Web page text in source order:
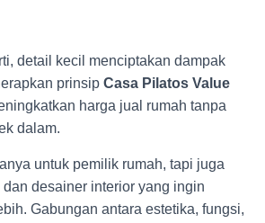
detail kecil menciptakan dampak
prinsip Casa Pilatos Value
harga jual rumah tanpa
dalam.
untuk pemilik rumah, tapi juga
dan desainer interior yang ingin
Gabungan antara estetika, fungsi,